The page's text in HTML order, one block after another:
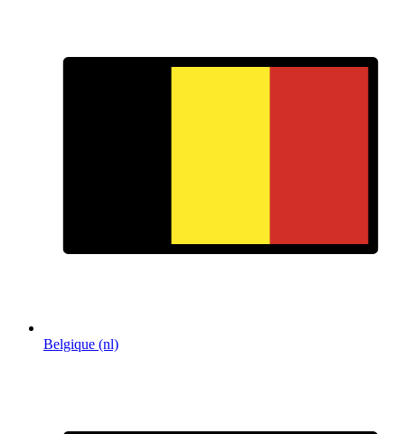
Belgique (nl)